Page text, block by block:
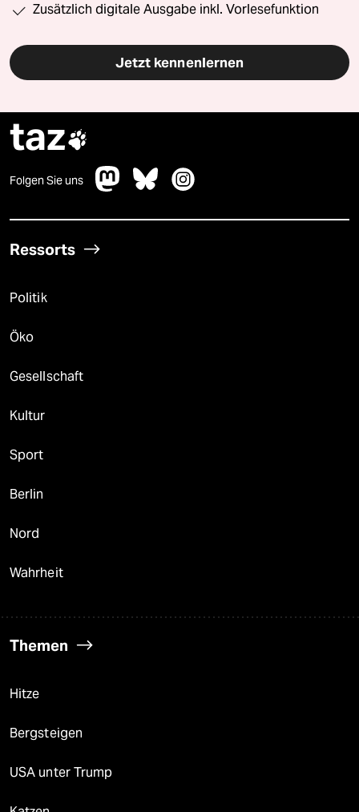
Zusätzlich digitale Ausgabe inkl. Vorlesefunktion
Jetzt kennenlernen
taz
Folgen Sie uns
Ressorts
Politik
Öko
Gesellschaft
Kultur
Sport
Berlin
Nord
Wahrheit
Themen
Hitze
Bergsteigen
USA unter Trump